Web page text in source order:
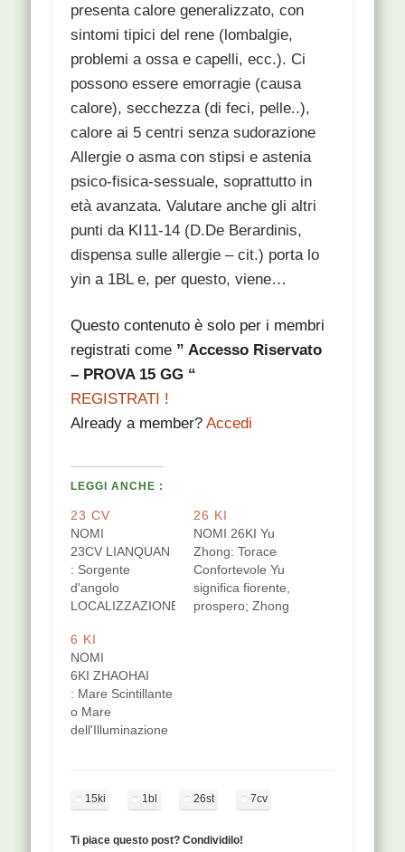
presenta calore generalizzato, con
sintomi tipici del rene (lombalgie,
problemi a ossa e capelli, ecc.). Ci
possono essere emorragie (causa
calore), secchezza (di feci, pelle..),
calore ai 5 centri senza sudorazione
Allergie o asma con stipsi e astenia
psico-fisica-sessuale, soprattutto in
età avanzata. Valutare anche gli altri
punti da KI11-14 (D.De Berardinis,
dispensa sulle allergie – cit.) porta lo
yin a 1BL e, per questo, viene…
Questo contenuto è solo per i membri
registrati come ” Accesso Riservato
– PROVA 15 GG “
REGISTRATI !
Already a member?Accedi
LEGGI ANCHE :
23 CV
NOMI
23CV LIANQUAN
: Sorgente
d'angolo
LOCALIZZAZIONE
linea mediana
anteriore,
nell'angolo
formato dal collo
con la mandibola.
Puntura obliqua
FUNZIONI Punto
Punto del Distinto
26 KI
NOMI 26KI Yu
Zhong: Torace
Confortevole Yu
significa fiorente,
prospero; Zhong
profondità.
riassume la
6 KI
NOMI
6KI ZHAOHAI
: Mare Scintillante
o Mare
dell'Illuminazione
punto più saliente
interno.
15ki 1bl 26st 7cv
Ti piace questo post? Condividilo!